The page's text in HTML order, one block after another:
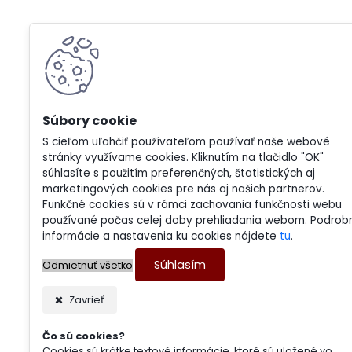
S cieľom uľahčiť používateľom používať naše webové
stránky využívame cookies. Kliknutím na tlačidlo "OK"
súhlasíte s použitím preferenčných, štatistických aj
marketingových cookies pre nás aj našich partnerov.
Funkčné cookies sú v rámci zachovania funkčnosti webu
používané počas celej doby prehliadania webom.
informácie a nastavenia ku cookies nájdete tu.
Odmietnuť všetko Súhlasím
Zavrieť
Čo sú cookies?